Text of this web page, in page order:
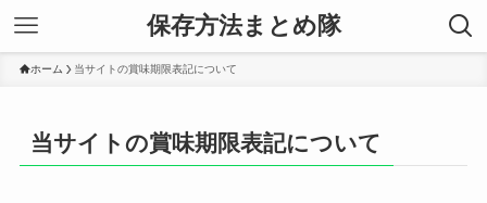
保存方法まとめ隊
ホーム 当サイトの賞味期限表記について
当サイトの賞味期限表記について